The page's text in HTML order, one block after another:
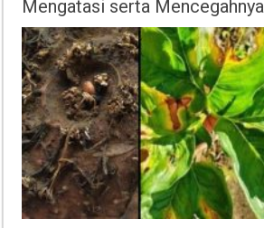
Mengatasi serta Mencegahnya